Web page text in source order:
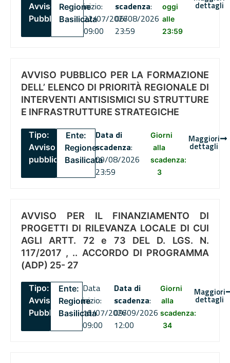
Avviso
Pubblico
Regione
Basilicata
inizio:
22/07/2026
09:00
scadenza:
06/08/2026
23:59
oggi
alle
23:59
dettagli
AVVISO PUBBLICO PER LA FORMAZIONE
DELL’ ELENCO DI PRIORITÀ REGIONALE DI
INTERVENTI ANTISISMICI SU STRUTTURE
E INFRASTRUTTURE STRATEGICHE
Tipo:
Avviso
pubblico
Ente:
Regione
Basilicata
Data di
scadenza:
09/08/2026
23:59
Giorni
alla
scadenza:
3
Maggiori
dettagli
AVVISO PER IL FINANZIAMENTO DI
PROGETTI DI RILEVANZA LOCALE DI CUI
AGLI ARTT. 72 e 73 DEL D. LGS. N.
117/2017 , .. ACCORDO DI PROGRAMMA
(ADP) 25- 27
Tipo:
Avviso
Pubblico
Ente:
Regione
Basilicata
Data
inizio:
16/07/2026
09:00
Data di
scadenza:
09/09/2026
12:00
Giorni
alla
scadenza:
34
Maggiori
dettagli